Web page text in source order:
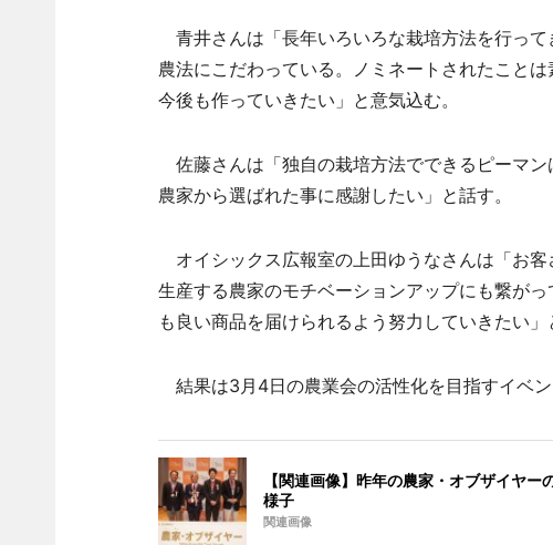
青井さんは「長年いろいろな栽培方法を行っ
農法にこだわっている。ノミネートされたこと
今後も作っていきたい」と意気込む。
佐藤さんは「独自の栽培方法でできるピーマ
農家から選ばれた事に感謝したい」と話す。
オイシックス広報室の上田ゆうなさんは「お
生産する農家のモチベーションアップにも繋が
も良い商品を届けられるよう努力していきたい」
結果は3月4日の農業会の活性化を目指すイベ
【関連画像】昨年の農家・オブザイヤー
様子
関連画像